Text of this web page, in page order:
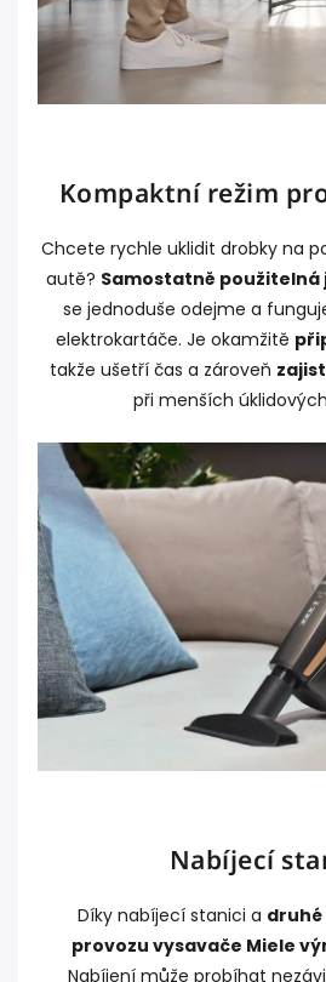
Kompaktní režim
Chcete rychle uklidit drobky na
autě? Samostatně
se jednoduše odejme a
elektrokartáče. Je okamžitě
takže ušetří čas a zároveň
při menších
Nabíjecí
Díky nabíjecí stanici a
provozu vysavače Miele
Nabíjení může probíhat